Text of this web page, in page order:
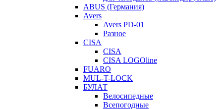
ABUS (Германия)
Avers
Avers PD-01
Разное
CISA
CISA
CISA LOGOline
FUARO
MUL-T-LOCK
БУЛАТ
Велосипедные
Всепогодные